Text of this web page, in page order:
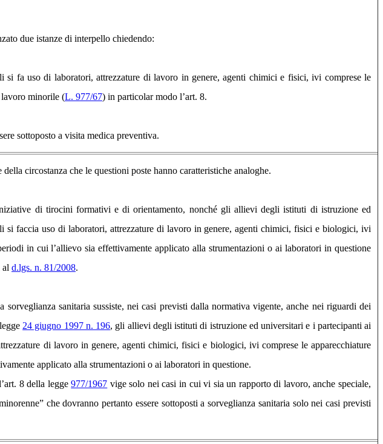
due istanze di interpello chiedendo:
fa uso di laboratori, attrezzature di lavoro in genere, agenti chimici e fisici, ivi comprese le
minorile (L. 977/67) in particolar modo l’art. 8.
sottoposto a visita medica preventiva.
circostanza che le questioni poste hanno caratteristiche analoghe.
di tirocini formativi e di orientamento, nonché gli allievi degli istituti di istruzione ed
si faccia uso di laboratori, attrezzature di lavoro in genere, agenti chimici, fisici e biologici, ivi
in cui l’allievo sia effettivamente applicato alla strumentazioni o ai laboratori in questione
al d.lgs. n. 81/2008.
sorveglianza sanitaria sussiste, nei casi previsti dalla normativa vigente, anche nei riguardi dei
24 giugno 1997 n. 196, gli allievi degli istituti di istruzione ed universitari e i partecipanti ai
di lavoro in genere, agenti chimici, fisici e biologici, ivi comprese le apparecchiature
applicato alla strumentazioni o ai laboratori in questione.
8 della legge977/1967 vige solo nei casi in cui vi sia un rapporto di lavoro, anche speciale,
che dovranno pertanto essere sottoposti a sorveglianza sanitaria solo nei casi previsti